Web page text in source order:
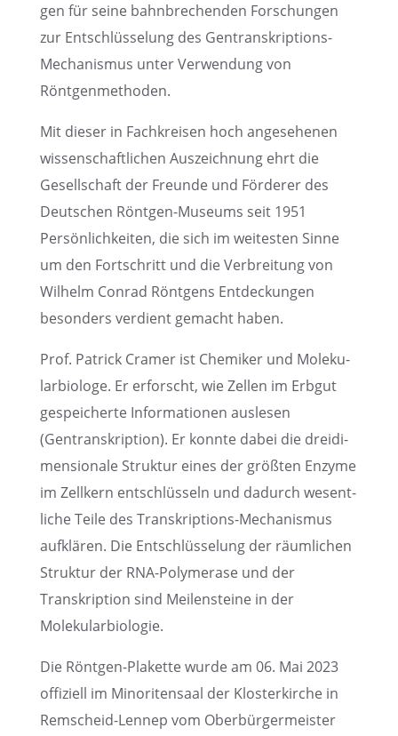
gen für seine bahnbre­chen­den Forschun­gen
zur Entschlüs­se­lung des Gentran­skrip­ti­ons-
Mecha­nis­mus unter Verwen­dung von
Röntgenmethoden.
Mit dieser in Fachkrei­sen hoch angese­he­nen
wissen­schaft­li­chen Auszeich­nung ehrt die
Gesell­schaft der Freunde und Förde­rer des
Deutschen Röntgen-Museums seit 1951
Persön­lich­kei­ten, die sich im weites­ten Sinne
um den Fortschritt und die Verbrei­tung von
Wilhelm Conrad Röntgens Entde­ckun­gen
beson­ders verdient gemacht haben.
Prof. Patrick Cramer ist Chemi­ker und Moleku­
lar­bio­loge. Er erforscht, wie Zellen im Erbgut
gespei­cherte Infor­ma­tio­nen ausle­sen
(Gentran­skrip­tion). Er konnte dabei die dreidi­
men­sio­nale Struk­tur eines der größten Enzyme
im Zellkern entschlüs­seln und dadurch wesent­
li­che Teile des Transkrip­ti­ons-Mecha­nis­mus
aufklä­ren. Die Entschlüs­se­lung der räumli­chen
Struk­tur der RNA-Polyme­rase und der
Transkrip­tion sind Meilen­steine in der
Molekularbiologie.
Die Röntgen-Plakette wurde am 06. Mai 2023
offizi­ell im Minori­ten­saal der Kloster­kir­che in
Remscheid-Lennep vom Oberbür­ger­meis­ter